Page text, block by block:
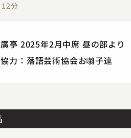
分
亭 2025年2月中席 昼の部より
力：落語芸術協会お囃子連